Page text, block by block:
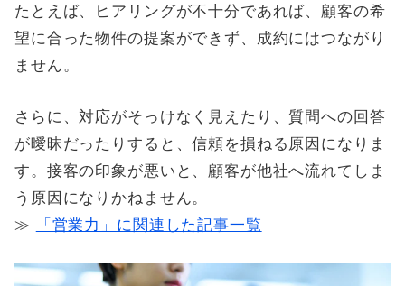
たとえば、ヒアリングが不十分であれば、顧客の希
望に合った物件の提案ができず、成約にはつながり
ません。
さらに、対応がそっけなく見えたり、質問への回答
が曖昧だったりすると、信頼を損ねる原因になりま
す。接客の印象が悪いと、顧客が他社へ流れてしま
う原因になりかねません。
≫
「営業力」に関連した記事一覧